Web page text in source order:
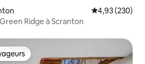
Évaluation
4,93 (230)
Ridge à Scranton
les plus appréciés